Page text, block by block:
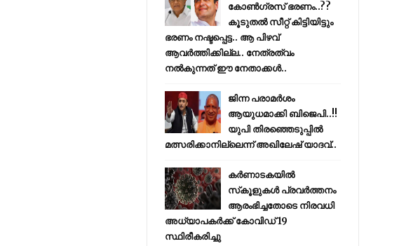
കോൺഗ്രസ് ഭരണം..??
കൂടുതൽ സീറ്റ് കിട്ടിയിട്ടും
ഭരണം നഷ്ടപ്പെട്ട.. ആ പിഴവ്
ആവർത്തിക്കില്ല.. നേത്രത്വം
നൽകുന്നത് ഈ നേതാക്കൾ..
ജിന്ന പരാമര്‍ശം
ആയുധമാക്കി ബിജെപി..!!
യുപി തിരഞ്ഞെടുപ്പില്‍
മത്സരിക്കാനില്ലെന്ന് അഖിലേഷ് യാദവ്..
കര്‍ണാടകയില്‍
സ്‌കൂളുകള്‍ പ്രവര്‍ത്തനം
ആരംഭിച്ചതോടെ നിരവധി
അധ്യാപകര്‍ക്ക് കോവിഡ് 19
സ്ഥിരീകരിച്ചു